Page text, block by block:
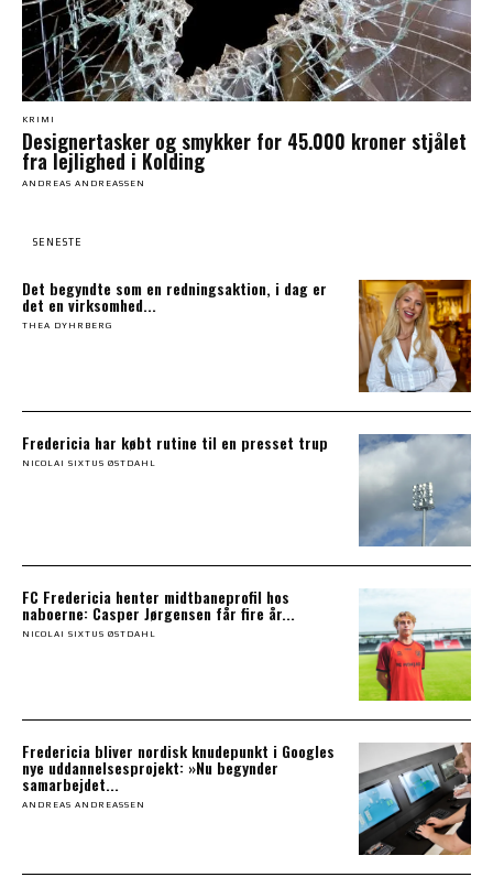
KRIMI
Designertasker og smykker for 45.000 kroner stjålet
fra lejlighed i Kolding
ANDREAS ANDREASSEN
SENESTE
Det begyndte som en redningsaktion, i dag er
det en virksomhed...
THEA DYHRBERG
Fredericia har købt rutine til en presset trup
NICOLAI SIXTUS ØSTDAHL
FC Fredericia henter midtbaneprofil hos
naboerne: Casper Jørgensen får fire år...
NICOLAI SIXTUS ØSTDAHL
Fredericia bliver nordisk knudepunkt i Googles
nye uddannelsesprojekt: »Nu begynder
samarbejdet...
ANDREAS ANDREASSEN